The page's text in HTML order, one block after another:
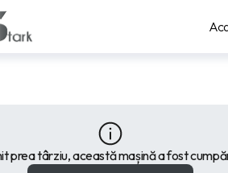
prea târziu, această mașină a fost